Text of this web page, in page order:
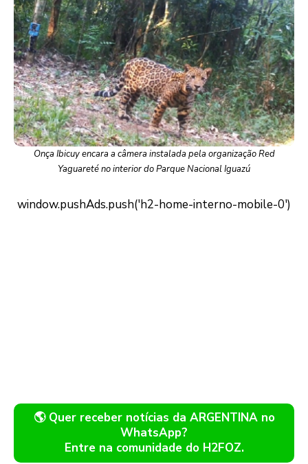
Onça Ibicuy encara a câmera instalada pela organização Red
Yaguareté no interior do Parque Nacional Iguazú
🌎 Quer receber notícias da ARGENTINA no
WhatsApp?
Entre na comunidade do H2FOZ.